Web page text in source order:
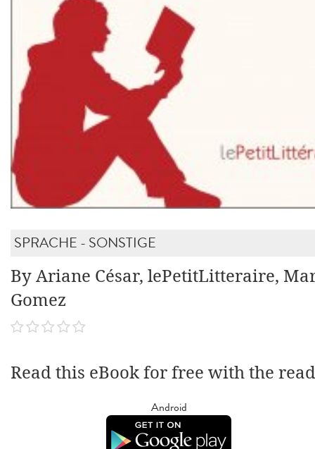
SPRACHE - SONSTIGE
By Ariane César, lePetitLitteraire,
Gomez
Read this eBook for free with the
Android